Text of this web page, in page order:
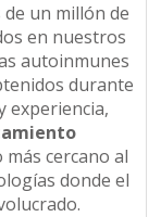
un millón de
en nuestros
autoinmunes
durante
experiencia,
más cercano al
donde el